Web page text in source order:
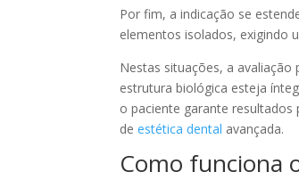
Por fim, a indicação se
elementos isolados, exigindo
Nestas situações, a
estrutura biológica esteja
o paciente garante resultados
deestética dental avançada.
Como funciona